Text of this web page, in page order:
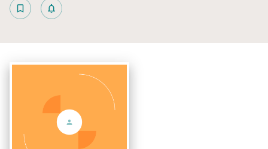
bookmark_border notifications_none_outlined